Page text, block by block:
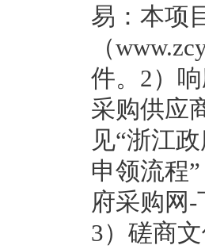
易：本项
（
件。2）
采购供应
见“浙江
申领流程
府采购网
3）磋商